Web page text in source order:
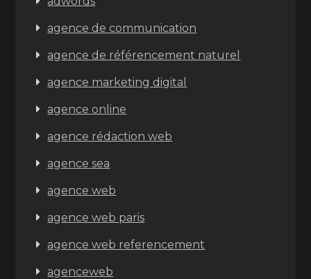
agence de communication
agence de référencement naturel
agence marketing digital
agence online
agence rédaction web
agence sea
agence web
agence web paris
agence web referencement
agenceweb